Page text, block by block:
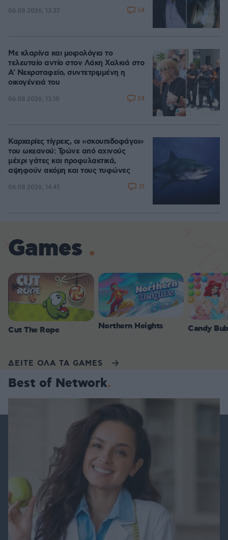
06.08.2026, 13:37 54
Με κλαρίνα και μοιρολόγια το
τελευταίο αντίο στον Λάκη Χαλκιά στο
A' Νεκροταφείο, συντετριμμένη η
οικογένειά του
06.08.2026, 13:10 24
Καρχαρίες τίγρεις, οι «σκουπιδοφάγοι»
του ωκεανού: Τρώνε από αχινούς
μέχρι γάτες και προφυλακτικά,
αψηφούν ακόμη και τους τυφώνες
06.08.2026, 14:45 31
Games
Cut The Rope Northern Heights Candy
ΔΕΙΤΕ ΟΛΑ ΤΑ GAMES
Best of Network